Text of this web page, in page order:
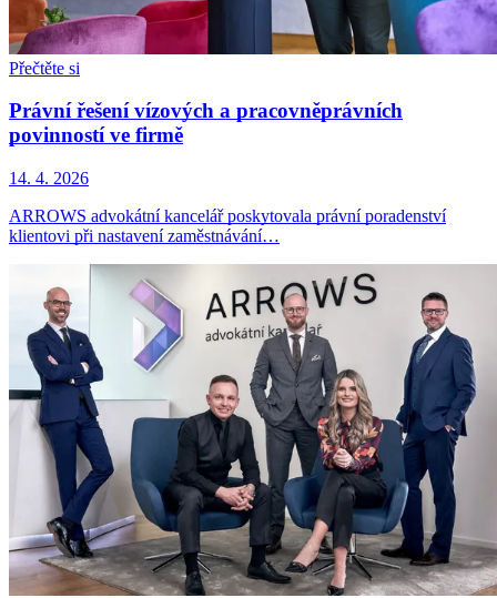
Přečtěte si
Právní řešení vízových a pracovněprávních
povinností ve firmě
14. 4. 2026
ARROWS advokátní kancelář poskytovala právní poradenství
klientovi při nastavení zaměstnávání…